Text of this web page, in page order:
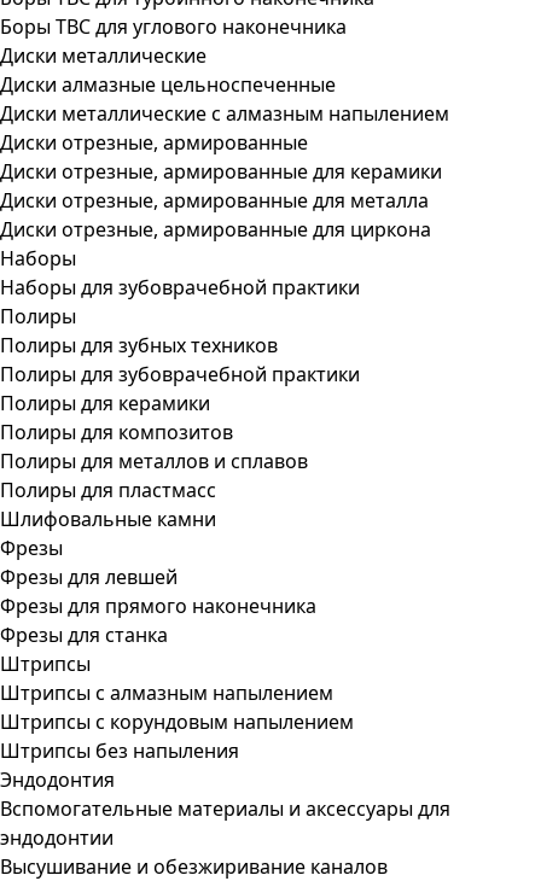
Боры ТВС для углового наконечника
Диски металлические
Диски алмазные цельноспеченные
Диски металлические с алмазным напылением
Диски отрезные, армированные
Диски отрезные, армированные для керамики
Диски отрезные, армированные для металла
Диски отрезные, армированные для циркона
Наборы
Наборы для зубоврачебной практики
Полиры
Полиры для зубных техников
Полиры для зубоврачебной практики
Полиры для керамики
Полиры для композитов
Полиры для металлов и сплавов
Полиры для пластмасс
Шлифовальные камни
Фрезы
Фрезы для левшей
Фрезы для прямого наконечника
Фрезы для станка
Штрипсы
Штрипсы c алмазным напылением
Штрипсы c корундовым напылением
Штрипсы без напыления
Эндодонтия
Вспомогательные материалы и аксессуары для
эндодонтии
Высушивание и обезжиривание каналов